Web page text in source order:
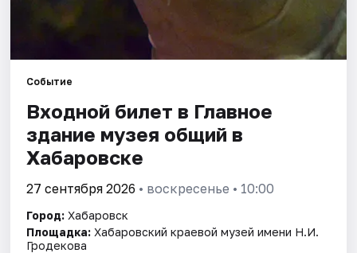
Событие
Входной билет в Главное
здание музея общий в
Хабаровске
27 сентября 2026 • воскресенье • 10:00
Город: Хабаровск
Площадка: Хабаровский краевой музей имени Н.И.
Гродекова